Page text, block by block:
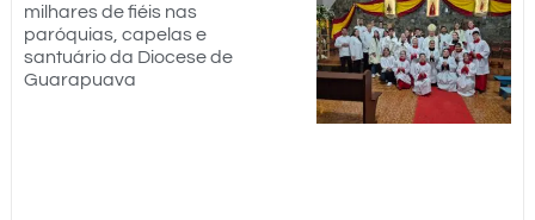
milhares de fiéis nas
paróquias, capelas e
santuário da Diocese de
Guarapuava